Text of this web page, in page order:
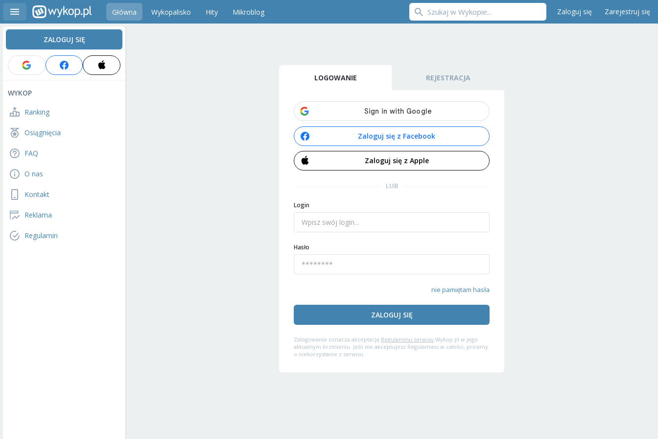
Główna Wykopalisko Hity Mikroblog Zaloguj się Zarejestruj się
ZALOGUJ SIĘ
WYKOP
Ranking
Osiągnięcia
FAQ
O nas
Kontakt
Reklama
Regulamin
LOGOWANIE REJESTRACJA
Zaloguj się z Facebook
Zaloguj się z Apple
LUB
Login
Hasło
nie pamiętam hasła
ZALOGUJ SIĘ
Zalogowanie oznacza akceptację Regulaminu serwisu Wykop.pl w jego
aktualnym brzmieniu. Jeśli nie akceptujesz Regulaminu w całości, prosimy
o niekorzystanie z serwisu.